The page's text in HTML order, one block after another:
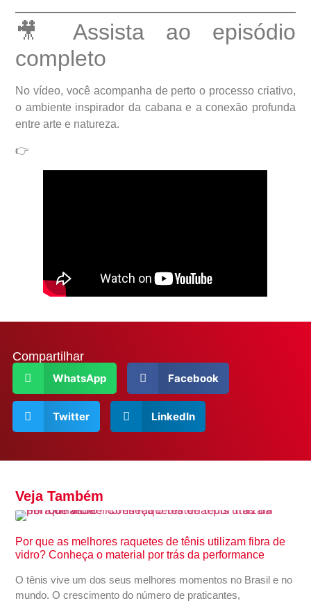
🎥 Assista ao episódio
completo
No vídeo, você acompanha de perto o processo criativo,
o ambiente inspirador da cabana e a conexão profunda
entre arte e natureza.
👉
Compartilhar
WhatsApp Facebook
Twitter LinkedIn
Veja Também
Por que as melhores raquetes de tênis utilizam fibra de
vidro? Conheça o material por trás da performance
O tênis vive um dos seus melhores momentos no Brasil e no
mundo. O crescimento do número de praticantes,